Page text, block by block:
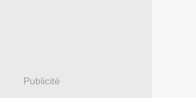
Publicité